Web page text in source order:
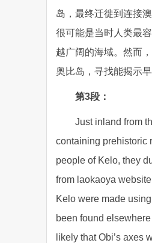
岛，最终迁徙到连接
很可能是当时人类最
越广阔的海域。然而
奥比岛，寻找能揭示
第3段：
Just inland from
containing prehistoric
people of Kelo, they
from laokaoya
Kelo were made
been found
likely that Obi’s axes